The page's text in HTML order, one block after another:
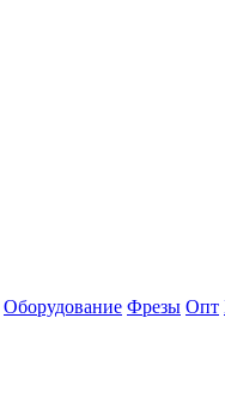
Оборудование Фрезы Опт